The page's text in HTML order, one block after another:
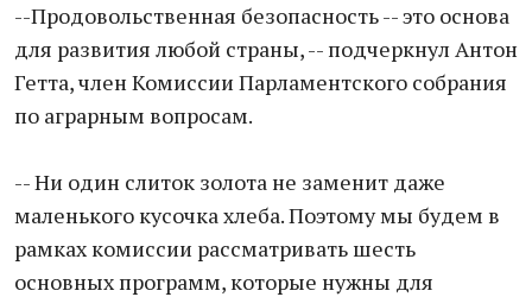
--Продовольственная безопасность -- это основа
для развития любой страны, -- подчеркнул Антон
Гетта, член Комиссии Парламентского собрания
по аграрным вопросам.
-- Ни один слиток золота не заменит даже
маленького кусочка хлеба. Поэтому мы будем в
рамках комиссии рассматривать шесть
основных программ, которые нужны для